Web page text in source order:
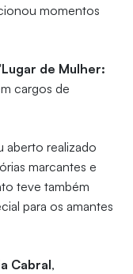
momentos
Lugar de Mulher:
cargos de
aberto realizado
marcantes e
teve também
para os amantes
Cabral,